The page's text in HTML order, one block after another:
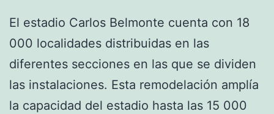
El estadio Carlos Belmonte cuenta con 18
000 localidades distribuidas en las
diferentes secciones en las que se dividen
las instalaciones. Esta remodelación amplía
la capacidad del estadio hasta las 15 000